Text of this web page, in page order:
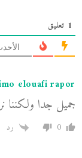
1 تعليق
elouafi rapor
جميل جدا ولكننا نريد
0 رد